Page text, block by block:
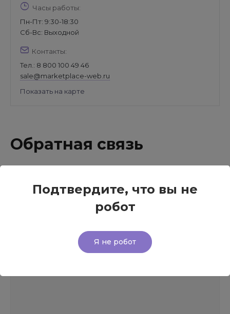
Подтвердите, что вы не
робот
Я не робот
Часы работы:
Пн-Пт: 9:30-18:30
Cб-Вс: Выходной
Контакты:
Тел.: 8 800 100 49 46
sale@marketplace-web.ru
Показать на карте
Обратная связь